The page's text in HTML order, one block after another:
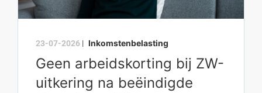
23-07-2026 | Inkomstenbelasting
Geen arbeidskorting bij ZW-
uitkering na beëindigde